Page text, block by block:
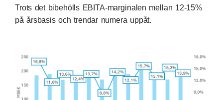
Trots det bibehölls EBITA-marginalen mellan 12-15%
på årsbasis och trendar numera uppåt.